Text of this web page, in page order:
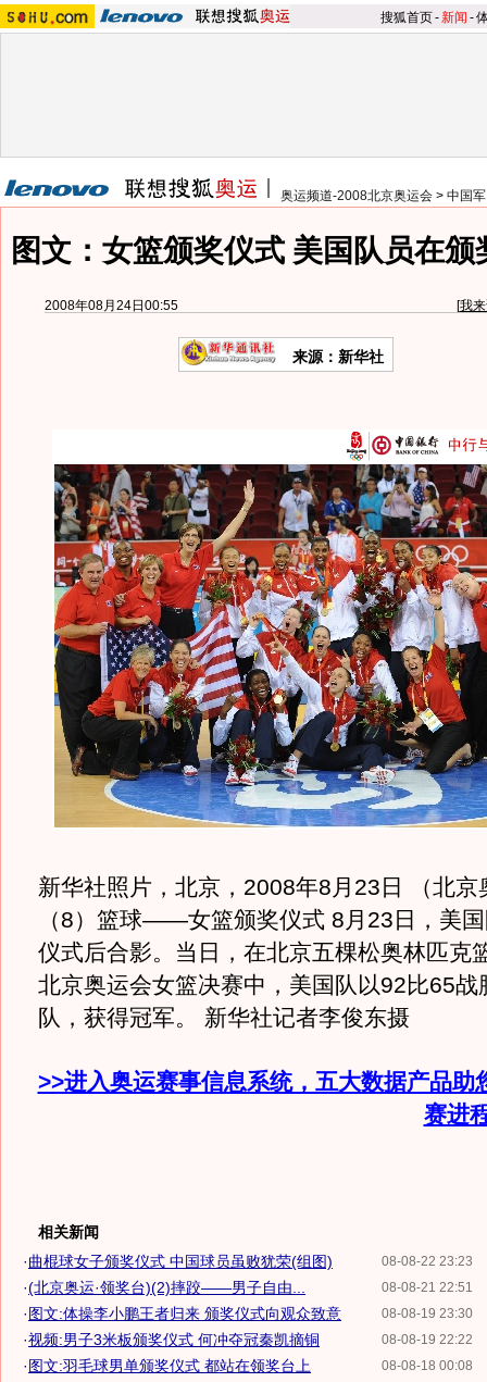
搜狐首页-新闻 -
奥运频道-2008北京奥运会 > 中国
图文：女篮颁奖仪式 美国队员在颁
2008年08月24日00:55 [我
来源：新华社
新华社照片，北京，2008年8月23日 （北京
（8）篮球——女篮颁奖仪式 8月23日，美
仪式后合影。当日，在北京五棵松奥林匹克
北京奥运会女篮决赛中，美国队以92比65战
队，获得冠军。 新华社记者李俊东摄
>>进入奥运赛事信息系统，五大数据产品助
赛进
相关新闻
08-08-22 23:23
·曲棍球女子颁奖仪式 中国球员虽败犹荣(组图)
08-08-21 22:51
·(北京奥运·领奖台)(2)摔跤——男子自由...
08-08-19 23:30
·图文:体操李小鹏王者归来 颁奖仪式向观众致意
08-08-19 22:22
·视频:男子3米板颁奖仪式 何冲夺冠秦凯摘铜
08-08-18 00:08
·图文:羽毛球男单颁奖仪式 都站在领奖台上